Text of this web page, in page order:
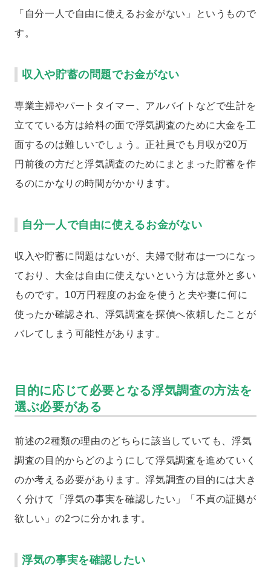
「自分一人で自由に使えるお金がない」というもので
す。
収入や貯蓄の問題でお金がない
専業主婦やパートタイマー、アルバイトなどで生計を
立てている方は給料の面で浮気調査のために大金を工
面するのは難しいでしょう。正社員でも月収が20万
円前後の方だと浮気調査のためにまとまった貯蓄を作
るのにかなりの時間がかかります。
自分一人で自由に使えるお金がない
収入や貯蓄に問題はないが、夫婦で財布は一つになっ
ており、大金は自由に使えないという方は意外と多い
ものです。10万円程度のお金を使うと夫や妻に何に
使ったか確認され、浮気調査を探偵へ依頼したことが
バレてしまう可能性があります。
目的に応じて必要となる浮気調査の方法を
選ぶ必要がある
前述の2種類の理由のどちらに該当していても、浮気
調査の目的からどのようにして浮気調査を進めていく
のか考える必要があります。浮気調査の目的には大き
く分けて「浮気の事実を確認したい」「不貞の証拠が
欲しい」の2つに分かれます。
浮気の事実を確認したい